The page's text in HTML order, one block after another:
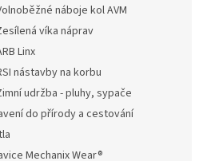
náboje kol AVM
víka náprav
Linx
nástavby na korbu
udržba - pluhy, sypače
do přírody a cestování
Mechanix Wear®